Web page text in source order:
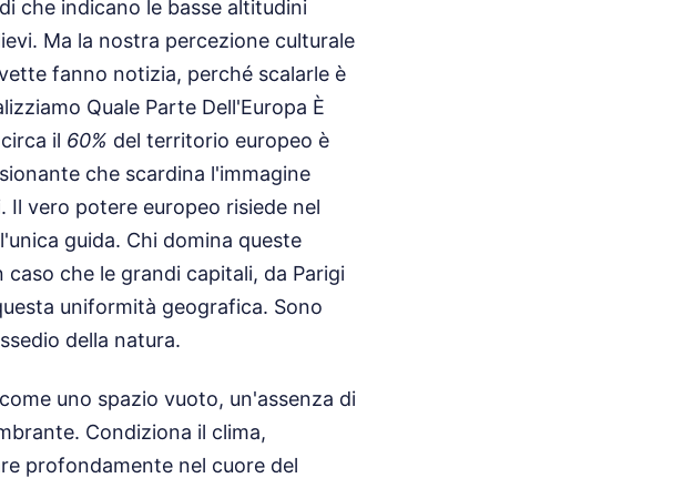
che indicano le basse altitudini
Ma la nostra percezione culturale
fanno notizia, perché scalarle è
Quale Parte Dell'Europa È
il 60% del territorio europeo è
che scardina l'immagine
vero potere europeo risiede nel
guida. Chi domina queste
che le grandi capitali, da Parigi
uniformità geografica. Sono
della natura.
uno spazio vuoto, un'assenza di
Condiziona il clima,
profondamente nel cuore del